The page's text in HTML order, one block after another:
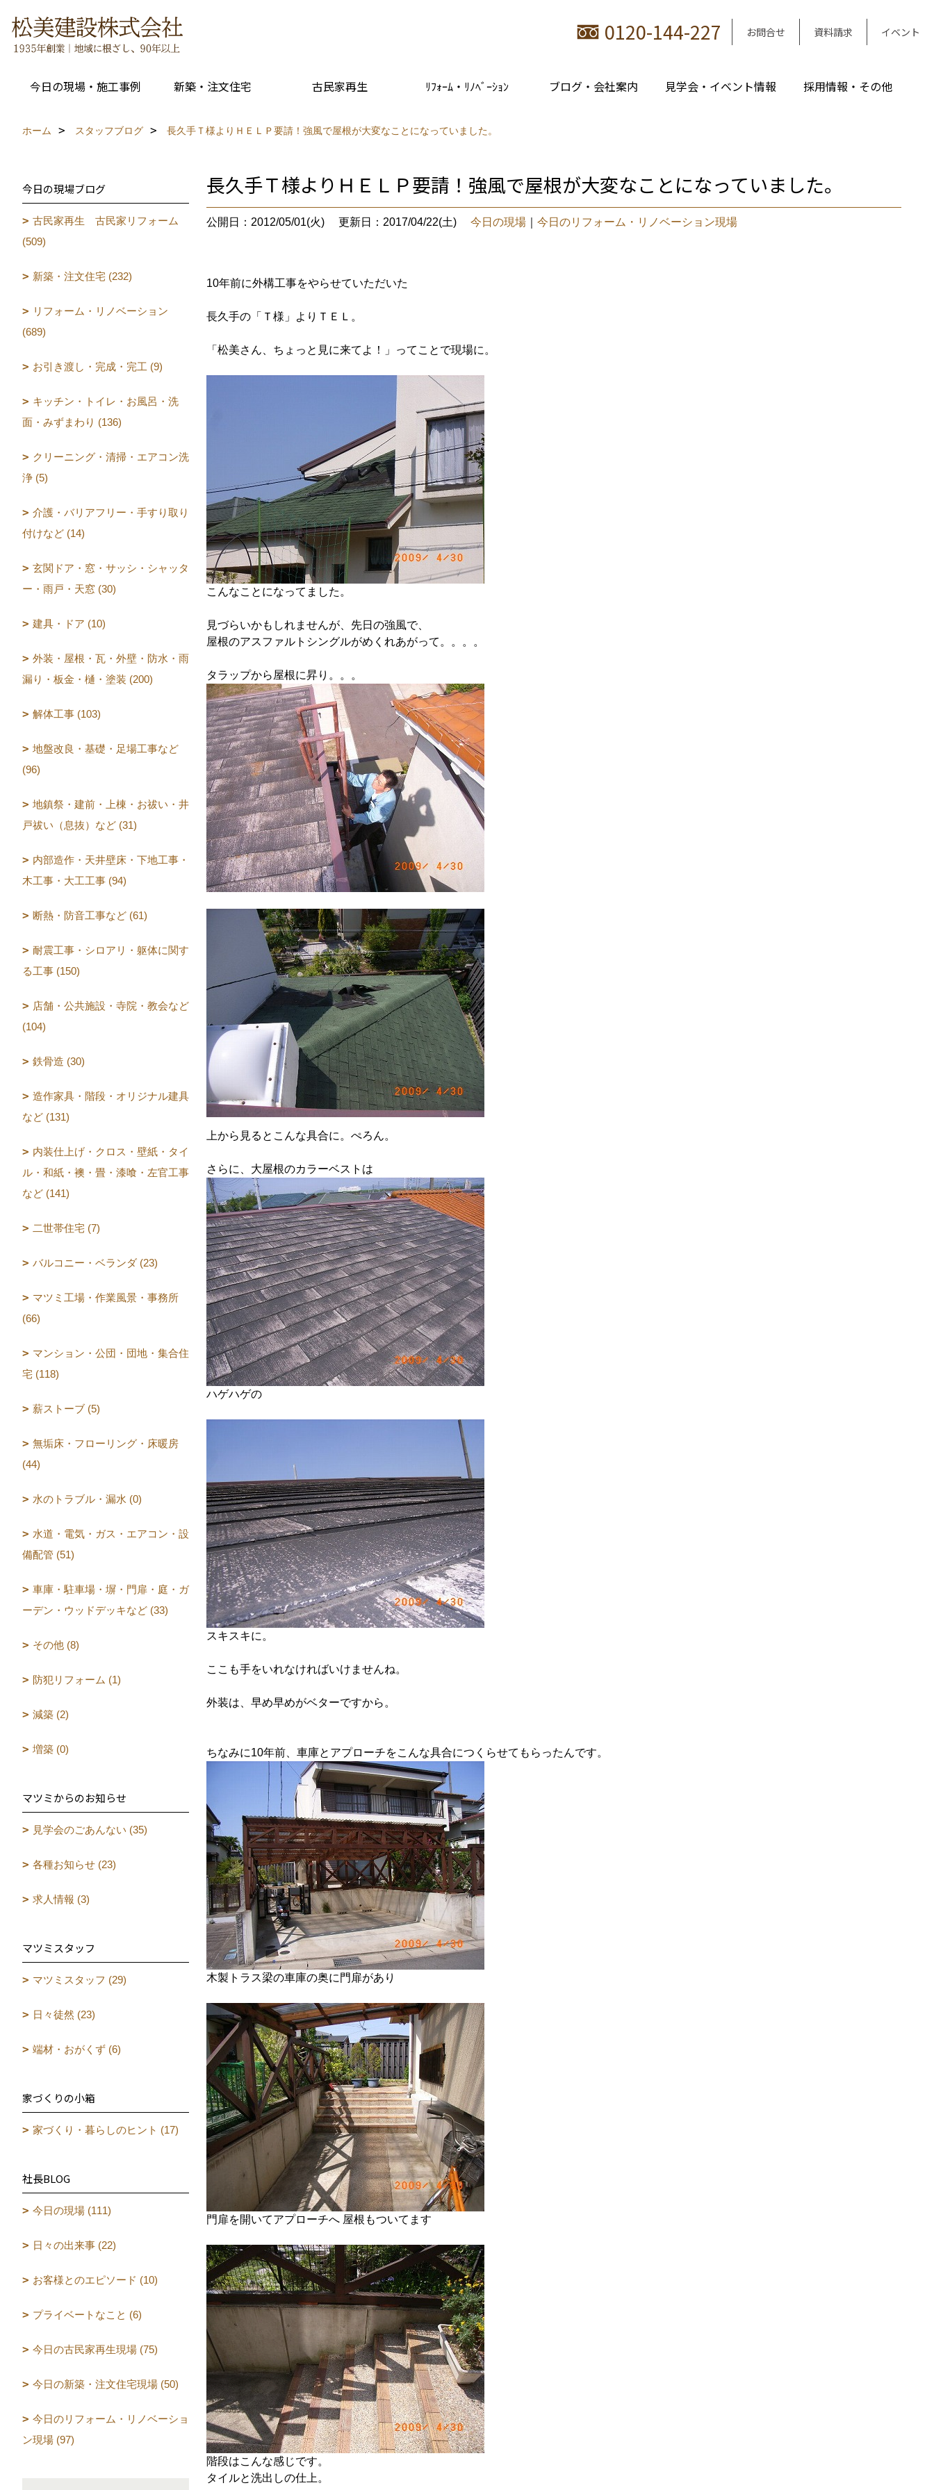
0120-144-227 お問合せ 資料請求 イベント
今日の現場・施工事例 新築・注文住宅 古民家再生 ﾘﾌｫｰﾑ・ﾘﾉﾍﾞｰｼｮﾝ ブログ・会社案内 見学会・イベント情報 採用情報・その他
ホーム スタッフブログ 長久手Ｔ様よりＨＥＬＰ要請！強風で屋根が大変なことになっていました。
長久手Ｔ様よりＨＥＬＰ要請！強風で屋根が大変なことになっていました。
公開日：2012/05/01(火) 更新日：2017/04/22(土) 今日の現場 今日のリフォーム・リノベーション現場
10年前に外構工事をやらせていただいた
長久手の「Ｔ様」よりＴＥＬ。
「松美さん、ちょっと見に来てよ！」ってことで現場に。
こんなことになってました。
見づらいかもしれませんが、先日の強風で、
屋根のアスファルトシングルがめくれあがって。。。。
タラップから屋根に昇り。。。
上から見るとこんな具合に。 ぺろん。
さらに、大屋根のカラーベストは
ハゲハゲの
スキスキに。
ここも手をいれなければいけませんね。
外装は、早め早めがベターですから。
ちなみに10年前、車庫とアプローチをこんな具合につくらせてもらったんです。
木製トラス梁の車庫の奥に門扉があり
門扉を開いてアプローチへ 屋根もついてます
階段はこんな感じです。
タイルと洗出しの仕上。
今日の現場ブログ
古民家再生 古民家リフォーム
(509)
新築・注文住宅 (232)
リフォーム・リノベーション
(689)
お引き渡し・完成・完工 (9)
キッチン・トイレ・お風呂・洗
面・みずまわり (136)
クリーニング・清掃・エアコン洗
浄 (5)
介護・バリアフリー・手すり取り
付けなど (14)
玄関ドア・窓・サッシ・シャッタ
ー・雨戸・天窓 (30)
建具・ドア (10)
外装・屋根・瓦・外壁・防水・雨
漏り・板金・樋・塗装 (200)
解体工事 (103)
地盤改良・基礎・足場工事など
(96)
地鎮祭・建前・上棟・お祓い・井
戸祓い（息抜）など (31)
内部造作・天井壁床・下地工事・
木工事・大工工事 (94)
断熱・防音工事など (61)
耐震工事・シロアリ・躯体に関す
る工事 (150)
店舗・公共施設・寺院・教会など
(104)
鉄骨造 (30)
造作家具・階段・オリジナル建具
など (131)
内装仕上げ・クロス・壁紙・タイ
ル・和紙・襖・畳・漆喰・左官工事
など (141)
二世帯住宅 (7)
バルコニー・ベランダ (23)
マツミ工場・作業風景・事務所
(66)
マンション・公団・団地・集合住
宅 (118)
薪ストーブ (5)
無垢床・フローリング・床暖房
(44)
水のトラブル・漏水 (0)
水道・電気・ガス・エアコン・設
備配管 (51)
車庫・駐車場・塀・門扉・庭・ガ
ーデン・ウッドデッキなど (33)
その他 (8)
防犯リフォーム (1)
減築 (2)
増築 (0)
マツミからのお知らせ
見学会のごあんない (35)
各種お知らせ (23)
求人情報 (3)
マツミスタッフ
マツミスタッフ (29)
日々徒然 (23)
端材・おがくず (6)
家づくりの小箱
家づくり・暮らしのヒント (17)
社長BLOG
今日の現場 (111)
日々の出来事 (22)
お客様とのエピソード (10)
プライベートなこと (6)
今日の古民家再生現場 (75)
今日の新築・注文住宅現場 (50)
今日のリフォーム・リノベーショ
ン現場 (97)